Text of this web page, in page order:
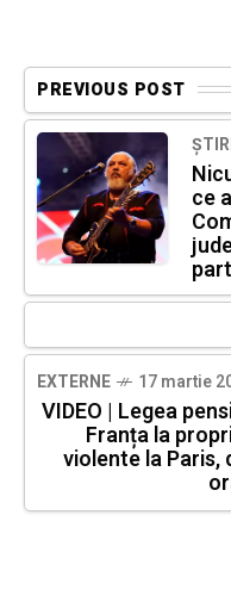
PREVIOUS POST
ce
EXTERNE 17 martie
VIDEO | Legea
Franța la
violente la Paris,